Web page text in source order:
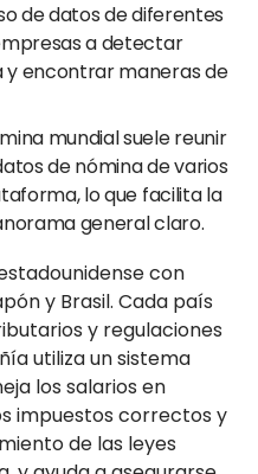
de datos de diferentes
a detectar
y encontrar maneras de
mundial suele reunir
de nómina de varios
lo que facilita la
general claro.
con
y Brasil. Cada país
y regulaciones
utiliza un sistema
los salarios en
impuestos correctos y
de las leyes